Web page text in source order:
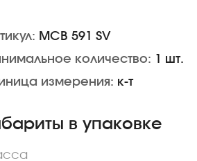
MCB 591 SV
количество: 1 шт.
измерения: к-т
в упаковке